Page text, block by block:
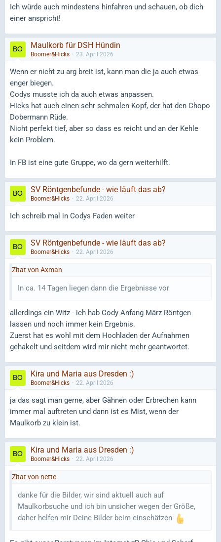
Ich würde auch mindestens hinfahren und schauen, ob dich
einer anspricht!
Maulkorb für DSH Hündin
Boomer&Hicks 23. April 2026
Wenn er nicht zu arg breit ist, kann man die ja auch etwas
enger biegen.
Codys musste ich da auch etwas anpassen.
Hicks hat auch einen sehr schmalen Kopf, der hat den Chopo
Dobermann Rüde.
Nicht perfekt tief, aber so dass es reicht und an der Kehle
kein Problem.
In FB ist eine gute Gruppe, wo da gern weiterhilft.
SV Röntgenbefunde - wie läuft das ab?
Boomer&Hicks 22. April 2026
Ich schreib mal in Codys Faden weiter
SV Röntgenbefunde - wie läuft das ab?
Boomer&Hicks 22. April 2026
Zitat von Axman
In ca. 14 Tagen liegen dann die Ergebnisse vor
allerdings ein Witz - ich hab Cody Anfang März Röntgen
lassen und noch immer kein Ergebnis.
Zuerst hat es wohl mit dem Hochladen der Aufnahmen
gehakelt und seitdem wird mir nicht mehr geantwortet.
Kira und Maria aus Dresden :)
Boomer&Hicks 22. April 2026
ja das sagt man gerne, aber Gähnen oder Erbrechen kann
immer mal auftreten und dann ist es Mist, wenn der
Maulkorb zu klein ist.
Kira und Maria aus Dresden :)
Boomer&Hicks 22. April 2026
Zitat von nette
danke für die Bilder, wir sind aktuell auch auf
Maulkorbsuche und ich bin unsicher wegen der Größe,
daher helfen mir Deine Bilder beim einschätzen